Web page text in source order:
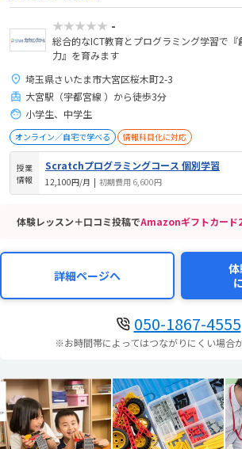
★★★★★ -
総合的なICT教育とプログラミング学習で
力』を育みます
埼玉県さいたま市大宮区桜木町2-3
大宮駅（宇都宮線 ）から徒歩3分
小学生、中学生
オンライン／自宅で学べる 情報科目化に対応
授業
情報
Scratchプログラミングコース 個別学習
12,100円/月 | 初期費用 6,600円
体験レッスン＋口コミ投稿でAmazonギフトカード
詳細ページへ
体
050-1867-4555
※お時間帯によってはつながりにくい場合が